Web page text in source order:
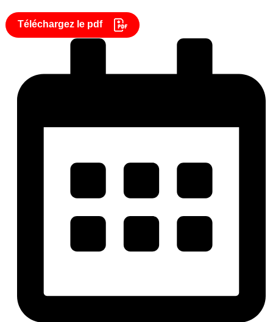
Téléchargez le pdf